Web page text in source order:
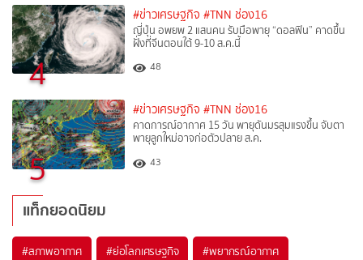
4
#ข่าวเศรษฐกิจ #TNN ช่อง16
ญี่ปุ่น อพยพ 2 แสนคน รับมือพายุ “ดอลฟิน” คาดขึ้น
ฝั่งที่จีนตอนใต้ 9-10 ส.ค.นี้
48
5
#ข่าวเศรษฐกิจ #TNN ช่อง16
คาดการณ์อากาศ 15 วัน พายุดันมรสุมแรงขึ้น จับตา
พายุลูกใหม่อาจก่อตัวปลาย ส.ค.
43
แท็กยอดนิยม
#สภาพอากาศ #ย่อโลกเศรษฐกิจ #พยากรณ์อากาศ